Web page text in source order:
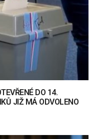
DO 14.
JIŽ MÁ ODVOLENO